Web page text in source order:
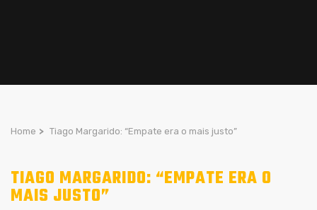
Home > Tiago Margarido: “Empate era o mais justo”
TIAGO MARGARIDO: “EMPATE ERA O
MAIS JUSTO”